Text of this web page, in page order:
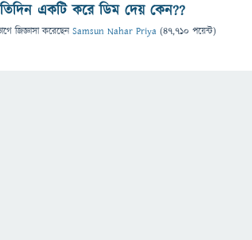
একটি করে ডিম দেয় কেন??
জিজ্ঞাসাকরেছেনSamsun Nahar Priya (47,710 পয়েন্ট)